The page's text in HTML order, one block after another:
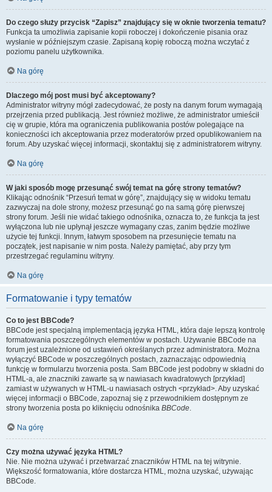
Do czego służy przycisk “Zapisz” znajdujący się w oknie tworzenia tematu?
Funkcja ta umożliwia zapisanie kopii roboczej i dokończenie pisania oraz
wysłanie w późniejszym czasie. Zapisaną kopię roboczą można wczytać z
poziomu panelu użytkownika.
Na górę
Dlaczego mój post musi być akceptowany?
Administrator witryny mógł zadecydować, że posty na danym forum wymagają
przejrzenia przed publikacją. Jest również możliwe, że administrator umieścił
cię w grupie, która ma ograniczenia publikowania postów polegające na
konieczności ich akceptowania przez moderatorów przed opublikowaniem na
forum. Aby uzyskać więcej informacji, skontaktuj się z administratorem witryny.
Na górę
W jaki sposób mogę przesunąć swój temat na górę strony tematów?
Klikając odnośnik “Przesuń temat w górę”, znajdujący się w widoku tematu
zazwyczaj na dole strony, możesz przesunąć go na samą górę pierwszej
strony forum. Jeśli nie widać takiego odnośnika, oznacza to, że funkcja ta jest
wyłączona lub nie upłynął jeszcze wymagany czas, zanim będzie możliwe
użycie tej funkcji. Innym, łatwym sposobem na przesunięcie tematu na
początek, jest napisanie w nim posta. Należy pamiętać, aby przy tym
przestrzegać regulaminu witryny.
Na górę
Formatowanie i typy tematów
Co to jest BBCode?
BBCode jest specjalną implementacją języka HTML, która daje lepszą kontrolę
formatowania poszczególnych elementów w postach. Używanie BBCode na
forum jest uzależnione od ustawień określanych przez administratora. Można
wyłączyć BBCode w poszczególnych postach, zaznaczając odpowiednią
funkcję w formularzu tworzenia posta. Sam BBCode jest podobny w składni do
HTML-a, ale znaczniki zawarte są w nawiasach kwadratowych [przykład]
zamiast w używanych w HTML-u nawiasach ostrych <przykład>. Aby uzyskać
więcej informacji o BBCode, zapoznaj się z przewodnikiem dostępnym ze
strony tworzenia posta po kliknięciu odnośnika BBCode.
Na górę
Czy można używać języka HTML?
Nie. Nie można używać i przetwarzać znaczników HTML na tej witrynie.
Większość formatowania, które dostarcza HTML, można uzyskać, używając
BBCode.